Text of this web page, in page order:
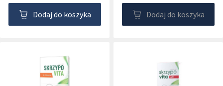
Dodaj do koszyka Dodaj do koszyka